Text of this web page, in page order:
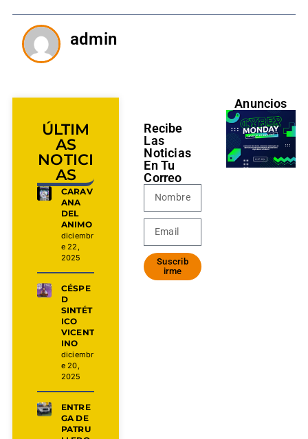
admin
ÚLTIM
AS
NOTICI
AS
CARAV
ANA
DEL
ANIMO
diciembr
e 22,
2025
CÉSPE
D
SINTÉT
ICO
VICENT
INO
diciembr
e 20,
2025
ENTRE
GA DE
PATRU
Recibe
Las
Noticias
En Tu
Correo
Suscrib
irme
Anuncios